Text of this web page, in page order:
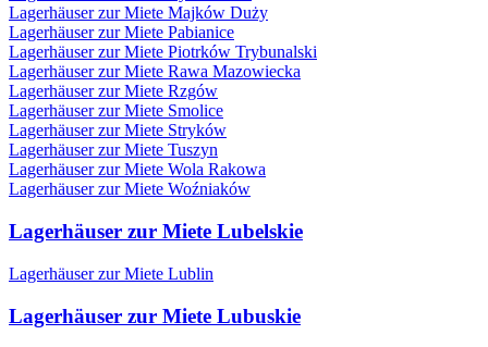
Lagerhäuser zur Miete Majków Duży
Lagerhäuser zur Miete Pabianice
Lagerhäuser zur Miete Piotrków Trybunalski
Lagerhäuser zur Miete Rawa Mazowiecka
Lagerhäuser zur Miete Rzgów
Lagerhäuser zur Miete Smolice
Lagerhäuser zur Miete Stryków
Lagerhäuser zur Miete Tuszyn
Lagerhäuser zur Miete Wola Rakowa
Lagerhäuser zur Miete Woźniaków
Lagerhäuser zur Miete Lubelskie
Lagerhäuser zur Miete Lublin
Lagerhäuser zur Miete Lubuskie